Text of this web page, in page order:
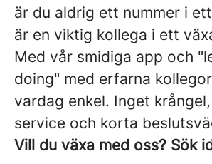
är du aldrig ett nummer i
är en viktig kollega i ett
Med vår smidiga app och
doing" med erfarna
vardag enkel. Inget
service och korta
Vill du växa med oss? Sök